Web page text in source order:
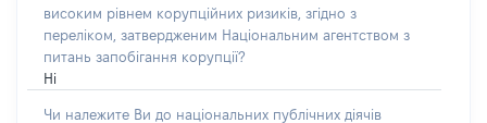
високим рівнем корупційних ризиків, згідно з
переліком, затвердженим Національним агентством з
питань запобігання корупції?
Ні
Чи належите Ви до національних публічних діячів